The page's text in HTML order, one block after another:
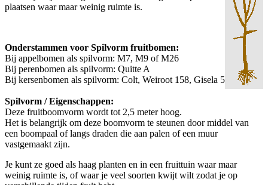
plaatsen waar maar weinig ruimte is.
Onderstammen voor Spilvorm fruitbomen:
Bij appelbomen als spilvorm: M7, M9 of M26
Bij perenbomen als spilvorm: Quitte A
Bij kersenbomen als spilvorm: Colt, Weiroot 158, Gisela 5
Spilvorm / Eigenschappen:
Deze fruitboomvorm wordt tot 2,5 meter hoog.
Het is belangrijk om deze boomvorm te steunen door middel van
een boompaal of langs draden die aan palen of een muur
vastgemaakt zijn.
Je kunt ze goed als haag planten en in een fruittuin waar maar
weinig ruimte is, of waar je veel soorten kwijt wilt zodat je op